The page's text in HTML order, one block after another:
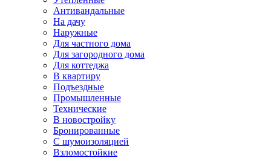
Антивандальные
На дачу
Наружные
Для частного дома
Для загородного дома
Для коттеджа
В квартиру
Подъездные
Промышленные
Технические
В новостройку
Бронированные
С шумоизоляцией
Взломостойкие